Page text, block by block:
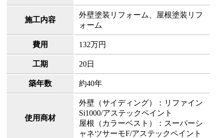
施工内容
外壁塗装リフォーム、屋根塗装リフ
ォーム
費用 132万円
工期 20日
築年数 約40年
使用商材
外壁（サイディング）：リファイン
Si1000/アステックペイント
屋根（カラーベスト）：スーパーシ
ャネツサーモF/アステックペイント